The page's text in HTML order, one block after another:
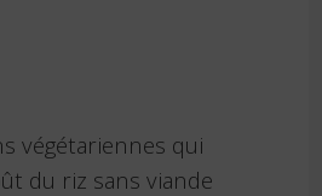
végétariennes qui
du riz sans viande